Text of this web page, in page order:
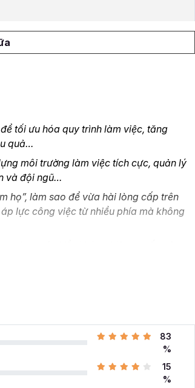
tối ưu hóa quy trình làm việc, tăng
quả…
môi trường làm việc tích cực, quản lý
và đội ngũ…
họ”, làm sao để vừa hài lòng cấp trên
lực công việc từ nhiều phía mà không
chưa có nhiều kinh nghiệm, muốn nâng
HCNSG02 tại
với 24 giờ học chuyên sâu cho 176 kỹ
các kỹ năng cho nghề hành chính
83
%
15
%